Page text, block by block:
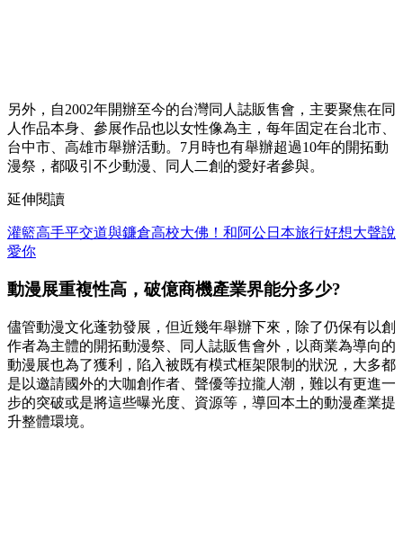
另外，自2002年開辦至今的台灣同人誌販售會，主要聚焦在同
人作品本身、參展作品也以女性像為主，每年固定在台北市、
台中市、高雄市舉辦活動。7月時也有舉辦超過10年的開拓動
漫祭，都吸引不少動漫、同人二創的愛好者參與。
延伸閱讀
灌籃高手平交道與鐮倉高校大佛！和阿公日本旅行好想大聲說
愛你
動漫展重複性高，破億商機產業界能分多少?
儘管動漫文化蓬勃發展，但近幾年舉辦下來，除了仍保有以創
作者為主體的開拓動漫祭、同人誌販售會外，以商業為導向的
動漫展也為了獲利，陷入被既有模式框架限制的狀況，大多都
是以邀請國外的大咖創作者、聲優等拉攏人潮，難以有更進一
步的突破或是將這些曝光度、資源等，導回本土的動漫產業提
升整體環境。